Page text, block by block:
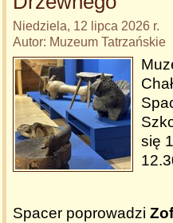
Niedziela, 12 lipca 2026 r.
Autor: Muzeum Tatrzańskie
się
Spacer poprowadzi